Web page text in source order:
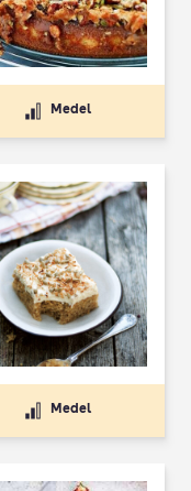
Medel
Medel